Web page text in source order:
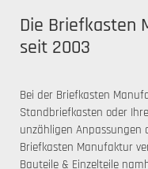
Die Briefkasten
seit 2003
Bei der Briefkasten
Standbriefkasten oder
unzähligen Anpassungen
Briefkasten Manufaktur
Bauteile & Einzelteile